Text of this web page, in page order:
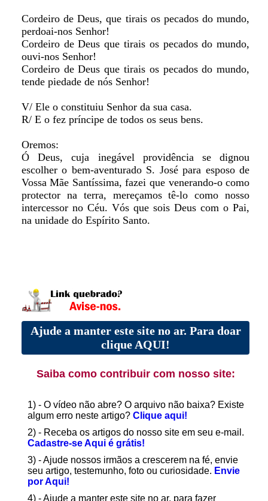
Cordeiro de Deus, que tirais os pecados do mundo,
perdoai-nos Senhor!
Cordeiro de Deus que tirais os pecados do mundo,
ouvi-nos Senhor!
Cordeiro de Deus que tirais os pecados do mundo,
tende piedade de nós Senhor!
V/ Ele o constituiu Senhor da sua casa.
R/ E o fez príncipe de todos os seus bens.
Oremos:
Ó Deus, cuja inegável providência se dignou
escolher o bem-aventurado S. José para esposo de
Vossa Mãe Santíssima, fazei que venerando-o como
protector na terra, mereçamos tê-lo como nosso
intercessor no Céu. Vós que sois Deus com o Pai,
na unidade do Espírito Santo.
Ajude a manter este site no ar. Para doar
clique AQUI!
Saiba como contribuir com nosso site:
1) - O vídeo não abre? O arquivo não baixa? Existe
algum erro neste artigo? Clique aqui!
2) - Receba os artigos do nosso site em seu e-mail.
Cadastre-se Aqui é grátis!
3) - Ajude nossos irmãos a crescerem na fé, envie
seu artigo, testemunho, foto ou curiosidade. Envie
por Aqui!
4) - Ajude a manter este site no ar, para fazer